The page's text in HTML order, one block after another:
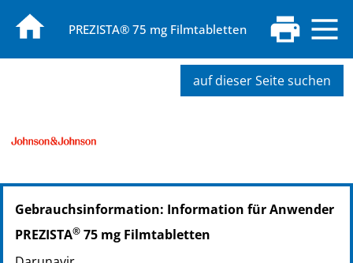
PREZISTA® 75 mg Filmtabletten
auf dieser Seite suchen
PZN: 02918647
PPN: 110291864736
NTIN: 04150029186479
Gebrauchsinformation: Information für Anwender
PREZISTA® 75 mg Filmtabletten